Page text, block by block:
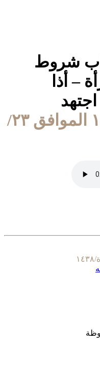
(11) باب شروط
– أذا
١٠/صفر/١٤٣٤ الموافق ٢٣/